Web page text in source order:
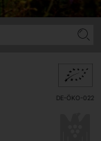
DE-ÖKO-022